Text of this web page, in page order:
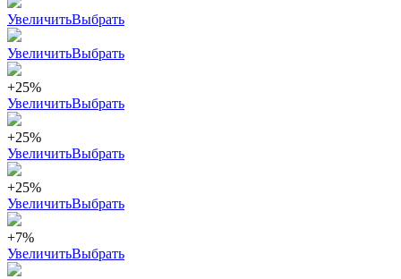
УвеличитьВыбрать
УвеличитьВыбрать
+25%
УвеличитьВыбрать
+25%
УвеличитьВыбрать
+25%
УвеличитьВыбрать
+7%
УвеличитьВыбрать